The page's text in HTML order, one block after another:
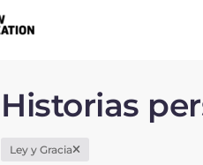
Historias
Ley y Gracia